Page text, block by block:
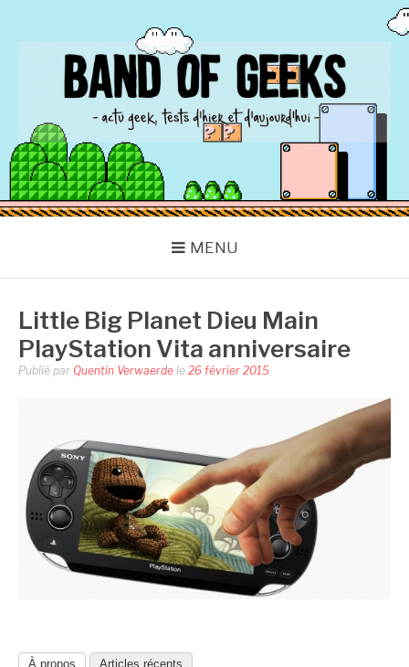
BAND OF GEEKS
Actu Geek d'hier et d'aujourd'hui
MENU
Little Big Planet Dieu Main
PlayStation Vita anniversaire
Publié par Quentin Verwaerde le 26 février 2015
À propos Articles récents